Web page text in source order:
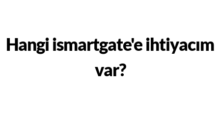
Hangi ismartgate'e ihtiyacım
var?